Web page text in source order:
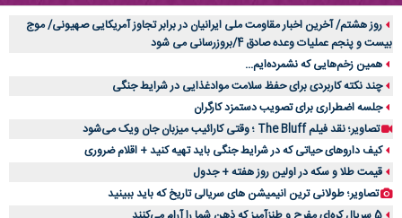
روز هشتم/ آخرین اخبار مقاومت ملی ایرانیان در برابر تجاوز آمریکایی صهیونی/ موج
بیست و پنجم عملیات وعده صادق 4/بروزرسانی می شود
همین زخم‌هایی که نشمرده‌ایم...
چند نکته کاربردی برای حفظ سلامت موادغذایی در شرایط جنگی
جلسه اضطراری برای تصویب دستمزد کارگران
تصاویر؛ نقد فیلم The Bluff ؛ وقتی کارائیب میزبان جان ویک می‌شود
کیف داروهای حیاتی که در شرایط جنگی باید تهیه کنید + اقلام ضروری
قیمت طلا و سکه در اولین روز هفته + جدول
تصاویر؛ طولانی ترین انیمیشن های سریالی تاریخ که باید ببینید